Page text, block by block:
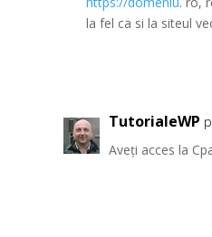
la fel ca si la siteul
TutorialeWP
Aveți acces la